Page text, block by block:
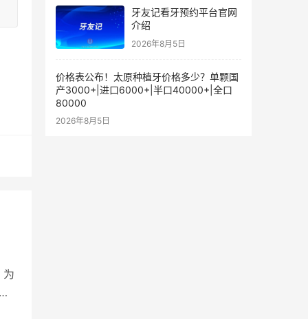
为
牙友记看牙预约平台官网
介绍
2026年8月5日
价格表公布！太原种植牙价格多少？单颗国
产3000+|进口6000+|半口40000+|全口
80000
2026年8月5日